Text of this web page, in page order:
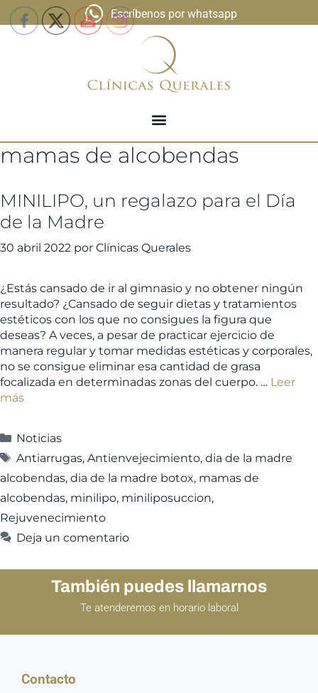
Escríbenos por whatsapp
mamas de alcobendas
MINILIPO, un regalazo para el Día
de la Madre
30 abril 2022 por Clínicas Querales
¿Estás cansado de ir al gimnasio y no obtener ningún
resultado? ¿Cansado de seguir dietas y tratamientos
estéticos con los que no consigues la figura que
deseas? A veces, a pesar de practicar ejercicio de
manera regular y tomar medidas estéticas y corporales,
no se consigue eliminar esa cantidad de grasa
focalizada en determinadas zonas del cuerpo. … Leer
más
Noticias
Antiarrugas, Antienvejecimiento, dia de la madre
alcobendas, dia de la madre botox, mamas de
alcobendas, minilipo, miniliposuccion,
Rejuvenecimiento
Deja un comentario
También puedes llamarnos
Te atenderemos en horario laboral
Contacto